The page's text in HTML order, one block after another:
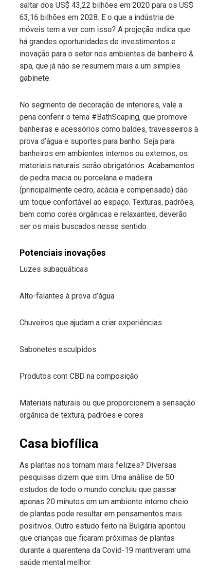
saltar dos US$ 43,22 bilhões em 2020 para os US$
63,16 bilhões em 2028. E o que a indústria de
móveis tem a ver com isso? A projeção indica que
há grandes oportunidades de investimentos e
inovação para o setor nos ambientes de banheiro &
spa, que já não se resumem mais a um simples
gabinete.
No segmento de decoração de interiores, vale a
pena conferir o tema #BathScaping, que promove
banheiras e acessórios como baldes, travesseiros à
prova d’água e suportes para banho. Seja para
banheiros em ambientes internos ou externos, os
materiais naturais serão obrigatórios. Acabamentos
de pedra macia ou porcelana e madeira
(principalmente cedro, acácia e compensado) dão
um toque confortável ao espaço. Texturas, padrões,
bem como cores orgânicas e relaxantes, deverão
ser os mais buscados nesse sentido.
Potenciais inovações
Luzes subaquáticas
Alto-falantes à prova d’água
Chuveiros que ajudam a criar experiências
Sabonetes esculpidos
Produtos com CBD na composição
Materiais naturais ou que proporcionem a sensação
orgânica de textura, padrões e cores
Casa biofílica
As plantas nos tornam mais felizes? Diversas
pesquisas dizem que sim. Uma análise de 50
estudos de todo o mundo concluiu que passar
apenas 20 minutos em um ambiente interno cheio
de plantas pode resultar em pensamentos mais
positivos. Outro estudo feito na Bulgária apontou
que crianças que ficaram próximas de plantas
durante a quarentena da Covid-19 mantiveram uma
saúde mental melhor.